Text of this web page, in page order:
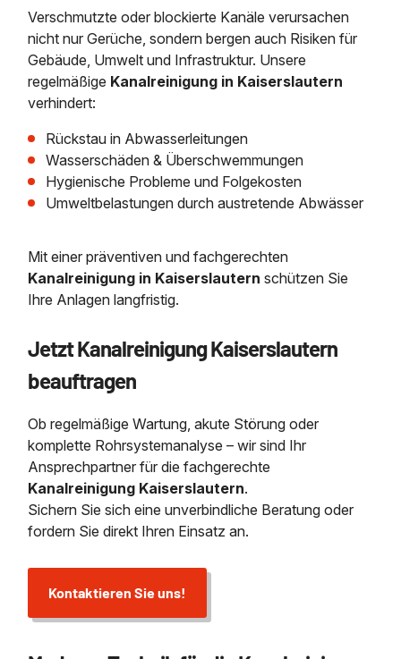
Verschmutzte oder blockierte Kanäle verursachen
nicht nur Gerüche, sondern bergen auch Risiken für
Gebäude, Umwelt und Infrastruktur. Unsere
regelmäßige Kanalreinigung in Kaiserslautern
verhindert:
Rückstau in Abwasserleitungen
Wasserschäden & Überschwemmungen
Hygienische Probleme und Folgekosten
Umweltbelastungen durch austretende Abwässer
Mit einer präventiven und fachgerechten
Kanalreinigung in Kaiserslautern schützen Sie
Ihre Anlagen langfristig.
Jetzt Kanalreinigung Kaiserslautern
beauftragen
Ob regelmäßige Wartung, akute Störung oder
komplette Rohrsystemanalyse – wir sind Ihr
Ansprechpartner für die fachgerechte
Kanalreinigung Kaiserslautern.
Sichern Sie sich eine unverbindliche Beratung oder
fordern Sie direkt Ihren Einsatz an.
Kontaktieren Sie uns!